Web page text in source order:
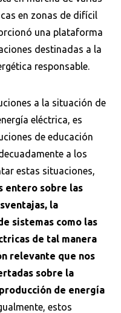
en zonas de difícil
una plataforma
destinadas a la
responsable.
a la situación de
eléctrica, es
de educación
a los
estas situaciones,
entero sobre las
la
sistemas como las
de tal manera
relevante que nos
sobre la
de energía
estos